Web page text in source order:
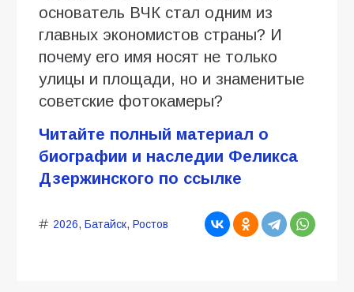
основатель ВЧК стал одним из
главных экономистов страны? И
почему его имя носят не только
улицы и площади, но и знаменитые
советские фотокамеры?
Читайте полный материал о
биографии и наследии Феликса
Дзержинского по ссылке
2026, Батайск, Ростов